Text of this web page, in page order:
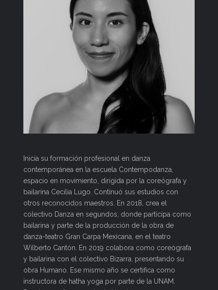
Inicia su formación profesional en danza
contemporánea en la escuela Contempodanza,
espacio en movimiento, dirigida por la coreógrafa y
bailarina Cecilia Lugo. Continuó sus estudios con
otros reconocidos maestros. En 2018, crea el
colectivo Danza en segundos, donde participa como
bailarina y parte de la producción de la obra de
danza-teatro Gran Carpa Mexicana, en el teatro
Wilberto Cantón. En 2019 colabora como coreógrafa
y bailarina con el colectivo Bizarra, presentando su
obra Humano. Ese mismo año se certifica como
instructora de hatha yoga por parte de la UNAM.